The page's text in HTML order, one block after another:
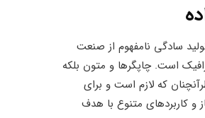
سادگی نامفهوم از صنعت
است. چاپگرها و متون بلکه
که لازم است و برای
و کاربردهای متنوع با هدف